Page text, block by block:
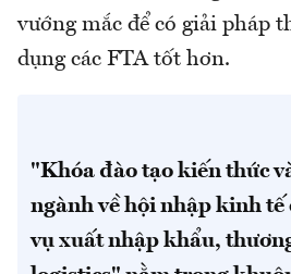
vướng mắc để có giải pháp
dụng các FTA tốt hơn.
"Khóa đào tạo kiến thức
ngành về hội nhập kinh tế
vụ xuất nhập khẩu,